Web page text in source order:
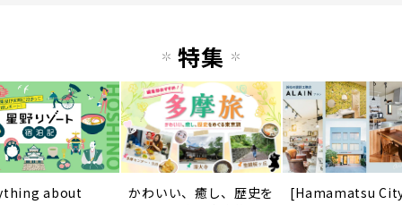
特集
about
かわいい、癒し、歴史を
[Hamamatsu